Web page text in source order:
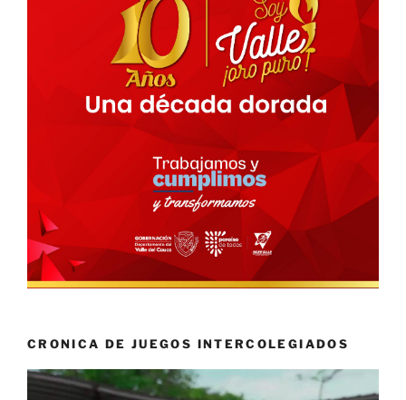
CRONICA DE JUEGOS INTERCOLEGIADOS
Reproductor